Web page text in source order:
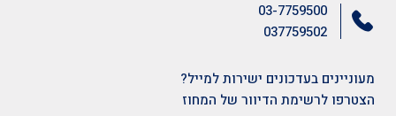
03-7759500
037759502
מעוניינים בעדכונים ישירות למייל?
הצטרפו לרשימת הדיוור של המחוז